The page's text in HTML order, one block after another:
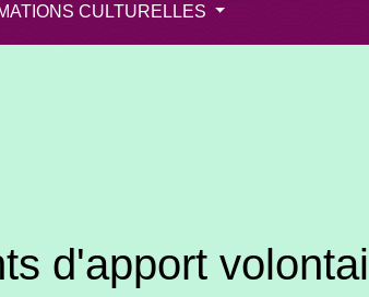
CULTURELLES
d'apport